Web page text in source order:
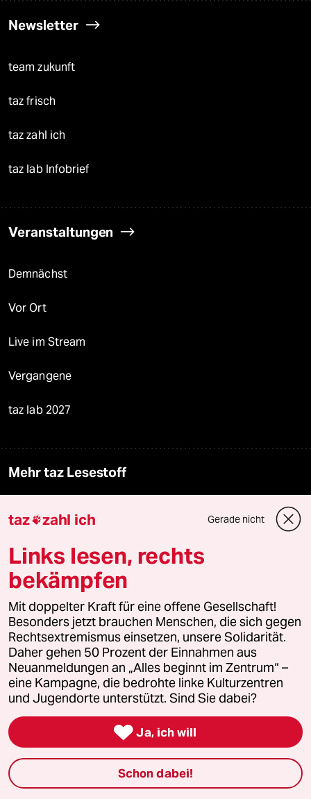
Newsletter
team zukunft
taz frisch
taz zahl ich
taz lab Infobrief
Veranstaltungen
Demnächst
Vor Ort
Live im Stream
Vergangene
taz lab 2027
Mehr taz Lesestoff
taz Blogs
taz FUTURZWEI
Le Monde diplomatique
taz Archiv
Mehr taz Angebote
Reisen
Kantine
taz zahl ich Gerade nicht
Links lesen, rechts
bekämpfen
Mit doppelter Kraft für eine offene Gesellschaft!
Besonders jetzt brauchen Menschen, die sich gegen
Rechtsextremismus einsetzen, unsere Solidarität.
Daher gehen 50 Prozent der Einnahmen aus
Neuanmeldungen an „Alles beginnt im Zentrum“ –
eine Kampagne, die bedrohte linke Kulturzentren
und Jugendorte unterstützt. Sind Sie dabei?
 Ja, ich will
Schon dabei!